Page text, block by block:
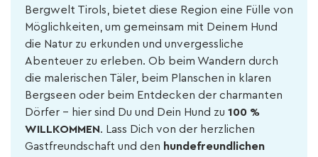
Bergwelt Tirols, bietet diese Region eine Fülle von
Möglichkeiten, um gemeinsam mit Deinem Hund
die Natur zu erkunden und unvergessliche
Abenteuer zu erleben. Ob beim Wandern durch
die malerischen Täler, beim Planschen in klaren
Bergseen oder beim Entdecken der charmanten
Dörfer – hier sind Du und Dein Hund zu 100 %
WILLKOMMEN. Lass Dich von der herzlichen
Gastfreundschaft und den hundefreundlichen